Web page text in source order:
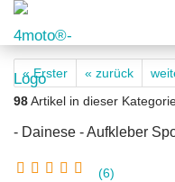
« Erster « zurück
98Artikel in dieser
- Dainese - Aufkleber
6